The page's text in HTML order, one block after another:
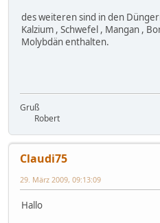
des weiteren sind in den
Kalzium , Schwefel , Mangan ,
Molybdän enthalten.
Gruß
Robert
Claudi75
29. März 2009, 09:13:09
Hallo